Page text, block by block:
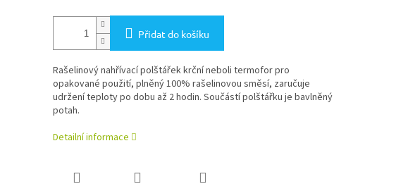
Přidat do košíku
Rašelinový nahřívací polštářek krční neboli termofor pro
opakované použití, plněný 100% rašelinovou směsí, zaručuje
udržení teploty po dobu až 2 hodin. Součástí polštářku je bavlněný
potah.
Detailní informace